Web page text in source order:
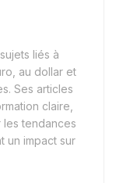
liés à
au dollar et
Ses articles
claire,
les tendances
un impact sur